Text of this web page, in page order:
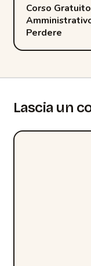
Corso
Perdere
Lascia un
Commento